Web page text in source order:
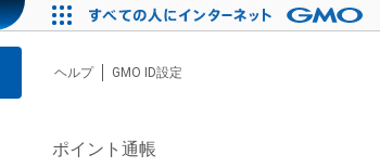
ヘルプ GMO ID設定
ポイント通帳